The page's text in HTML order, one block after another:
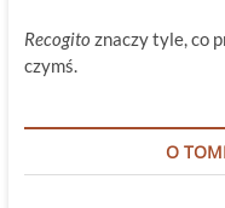
Recogito znaczy tyle, co
czymś.
O